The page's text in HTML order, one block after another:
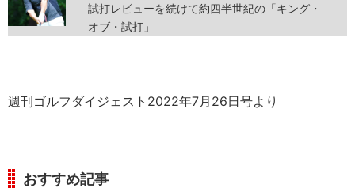
試打レビューを続けて約四半世紀の「キング・
オブ・試打」
週刊ゴルフダイジェスト2022年7月26日号より
おすすめ記事